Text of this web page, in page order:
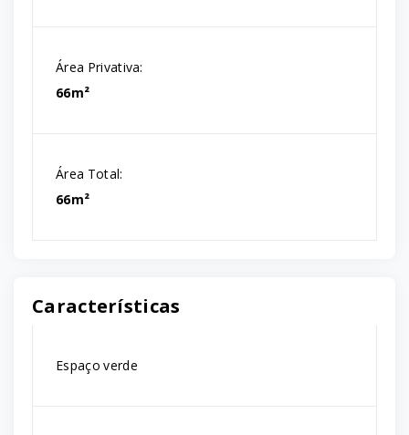
Área Privativa:
66m²
Área Total:
66m²
Características
Espaço verde